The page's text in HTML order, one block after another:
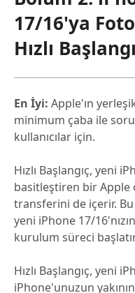
17/16'ya
Hızlı
En İyi: Apple'ın
minimum çaba ile
kullanıcılar için.
Hızlı Başlangıç, yeni
basitleştiren bir Apple
transferini de içerir.
yeni iPhone 17/
kurulum süreci
Hızlı Başlangıç, yeni
iPhone'unuzun